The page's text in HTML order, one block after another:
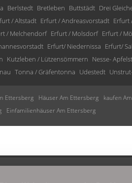
Berlstedt Bretleben Buttstädt Drei
/ Altstadt Erfurt / Andreasvorstadt Erfurt
/ Melchendorf Erfurt / Molsdorf Erfurt /
Erfurt/ Niedernissa Erfurt/
Kutzleben / Lützensömmern Nesse-
Tonna / Gräfentonna Udestedt
Ettersberg Häuser Am Ettersberg kaufen
Einfamilienhäuser Am Ettersberg